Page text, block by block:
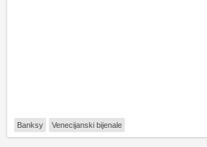
Banksy Venecijanski bijenale